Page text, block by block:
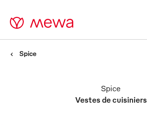
Spice
Vestes de cuisiniers
Spice